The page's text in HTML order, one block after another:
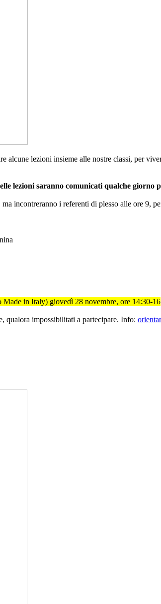
alcune lezioni insieme alle nostre classi, per
lezioni saranno comunicati qualche giorno
incontreranno i referenti di plesso alle ore 9,
in Italy) giovedì 28 novembre, ore 14:30-16
qualora impossibilitati a partecipare. Info: